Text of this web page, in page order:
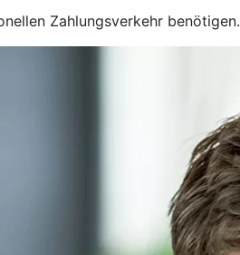
Zahlungsverkehr benötigen.